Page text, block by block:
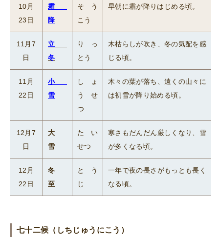
10月
23日
霜
降
そう
こう
早朝に霜が降りはじめる頃。
11月7
日
立
冬
りっ
とう
木枯らしが吹き、冬の気配を感
じる頃。
11月
22日
小
雪
しょ
うせ
つ
木々の葉が落ち、遠くの山々に
は初雪が降り始める頃。
12月7
日
大
雪
たい
せつ
寒さもだんだん厳しくなり、雪
が多くなる頃。
12月
22日
冬
至
とう
じ
一年で夜の長さがもっとも長く
なる頃。
七十二候（しちじゅうにこう）